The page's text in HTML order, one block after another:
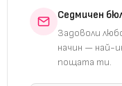
Седмичен
Задоволи
начин — най-
пощата ти.